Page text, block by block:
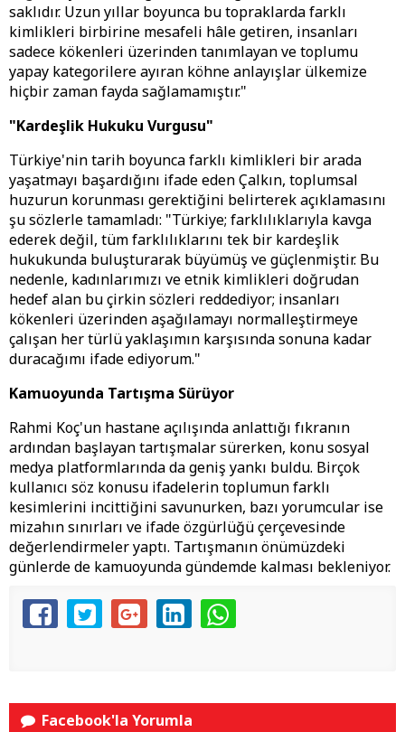
saklıdır. Uzun yıllar boyunca bu topraklarda farklı
kimlikleri birbirine mesafeli hâle getiren, insanları
sadece kökenleri üzerinden tanımlayan ve toplumu
yapay kategorilere ayıran köhne anlayışlar ülkemize
hiçbir zaman fayda sağlamamıştır."
"Kardeşlik Hukuku Vurgusu"
Türkiye'nin tarih boyunca farklı kimlikleri bir arada
yaşatmayı başardığını ifade eden Çalkın, toplumsal
huzurun korunması gerektiğini belirterek açıklamasını
şu sözlerle tamamladı: "Türkiye; farklılıklarıyla kavga
ederek değil, tüm farklılıklarını tek bir kardeşlik
hukukunda buluşturarak büyümüş ve güçlenmiştir. Bu
nedenle, kadınlarımızı ve etnik kimlikleri doğrudan
hedef alan bu çirkin sözleri reddediyor; insanları
kökenleri üzerinden aşağılamayı normalleştirmeye
çalışan her türlü yaklaşımın karşısında sonuna kadar
duracağımı ifade ediyorum."
Kamuoyunda Tartışma Sürüyor
Rahmi Koç'un hastane açılışında anlattığı fıkranın
ardından başlayan tartışmalar sürerken, konu sosyal
medya platformlarında da geniş yankı buldu. Birçok
kullanıcı söz konusu ifadelerin toplumun farklı
kesimlerini incittiğini savunurken, bazı yorumcular ise
mizahın sınırları ve ifade özgürlüğü çerçevesinde
değerlendirmeler yaptı. Tartışmanın önümüzdeki
günlerde de kamuoyunda gündemde kalması bekleniyor.
Facebook'la Yorumla